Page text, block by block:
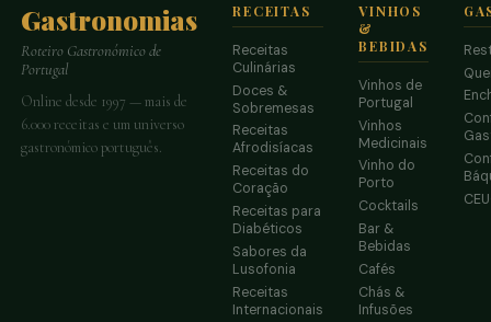
Gastronomias
Roteiro Gastronómico de
Portugal
Online desde 1997 — mais de
6.000 receitas e um universo
gastronómico português.
RECEITAS
Receitas
Culinárias
Doces &
Sobremesas
Receitas
Afrodisíacas
Receitas do
Coração
Receitas para
Diabéticos
Sabores da
Lusofonia
Receitas
Internacionais
VINHOS
&
BEBIDAS
Vinhos de
Portugal
Vinhos
Medicinais
Vinho do
Porto
Cocktails
Bar &
Bebidas
Cafés
Chás &
Infusões